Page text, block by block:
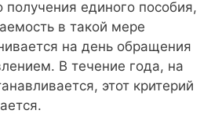
получения единого пособия,
в такой мере
на день обращения
В течение года, на
этот критерий